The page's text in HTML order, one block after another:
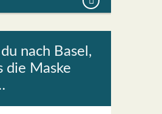
nach Basel,
die Mas­ke